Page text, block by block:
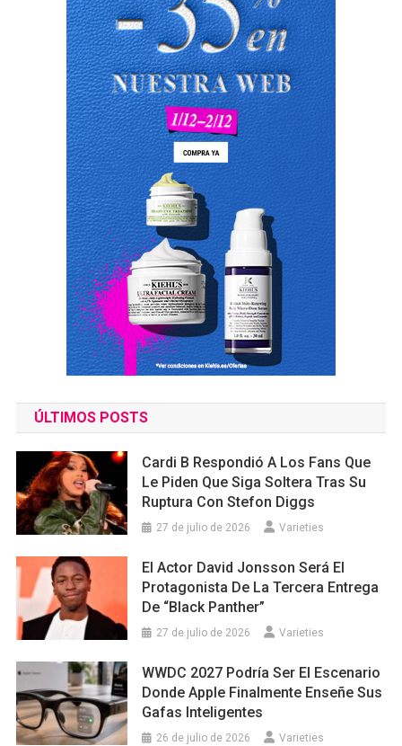
ÚLTIMOS POSTS
Cardi B Respondió A Los Fans Que
Le Piden Que Siga Soltera Tras Su
Ruptura Con Stefon Diggs
27 de julio de 2026 Varieties
El Actor David Jonsson Será El
Protagonista De La Tercera Entrega
De “Black Panther”
27 de julio de 2026 Varieties
WWDC 2027 Podría Ser El Escenario
Donde Apple Finalmente Enseñe Sus
Gafas Inteligentes
26 de julio de 2026 Varieties